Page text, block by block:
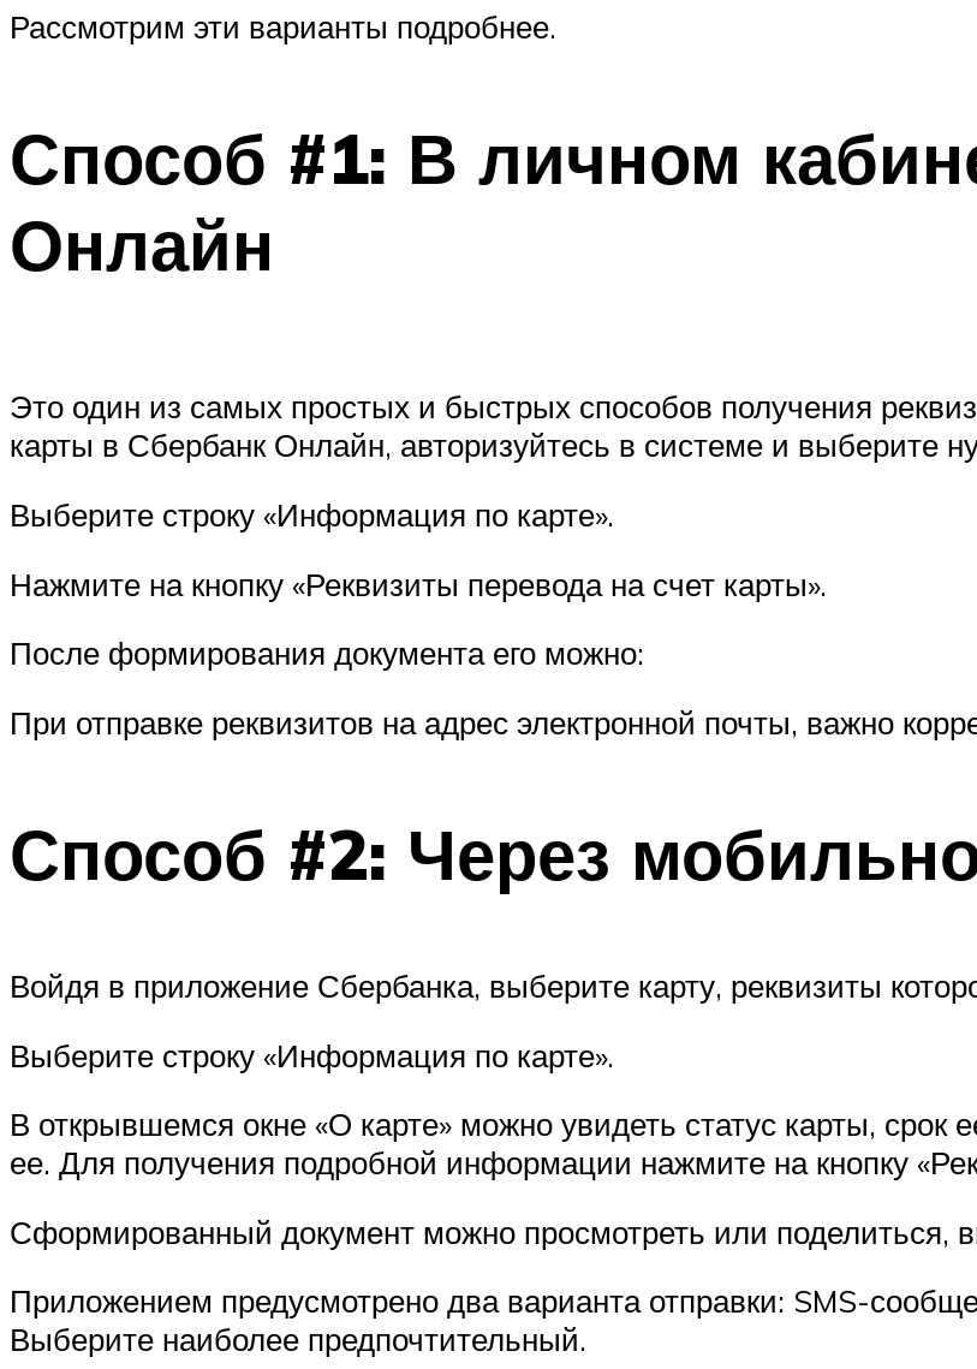
Рассмотрим эти варианты подробнее.
Способ #1: В личном
Онлайн
Это один из самых простых и быстрых способов получения
карты в Сбербанк Онлайн, авторизуйтесь в системе и выберите
Выберите строку «Информация по карте».
Нажмите на кнопку «Реквизиты перевода на счет карты».
После формирования документа его можно:
При отправке реквизитов на адрес электронной почты, важно
Способ #2: Через
Войдя в приложение Сбербанка, выберите карту, реквизиты
Выберите строку «Информация по карте».
В открывшемся окне «О карте» можно увидеть статус карты,
ее. Для получения подробной информации нажмите на кнопку
Сформированный документ можно просмотреть или поделиться,
Приложением предусмотрено два варианта отправки: SMS-
Выберите наиболее предпочтительный.